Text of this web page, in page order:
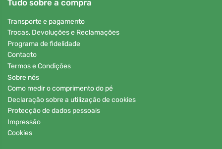
Tudo sobre a compra
Transporte e pagamento
Trocas, Devoluções e Reclamações
Programa de fidelidade
Contacto
Termos e Condições
Sobre nós
Como medir o comprimento do pé
Declaração sobre a utilização de cookies
Protecção de dados pessoais
Impressão
Cookies